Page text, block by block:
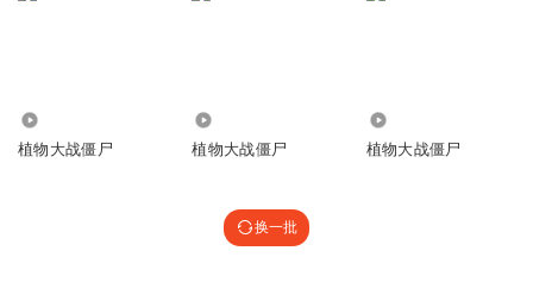
植物大战僵尸 植物大战僵尸 植物大战僵尸
换一批